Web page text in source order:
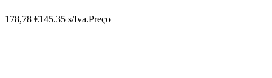
178,78 €145.35 s/Iva.Preço